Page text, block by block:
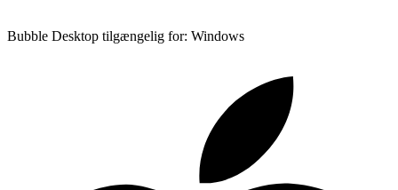
Bubble Desktop tilgængelig for: Windows